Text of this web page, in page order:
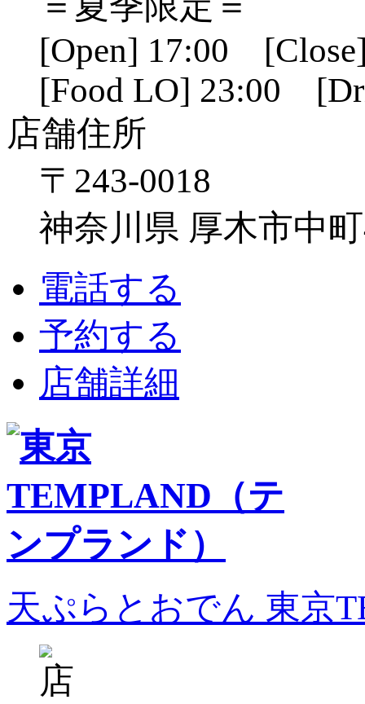
[Open] 17:00
[Food LO] 23:00
店舗住所
〒243-0018
神奈川県 厚木市中
電話する
予約する
店舗詳細
天ぷらとおでん 東京